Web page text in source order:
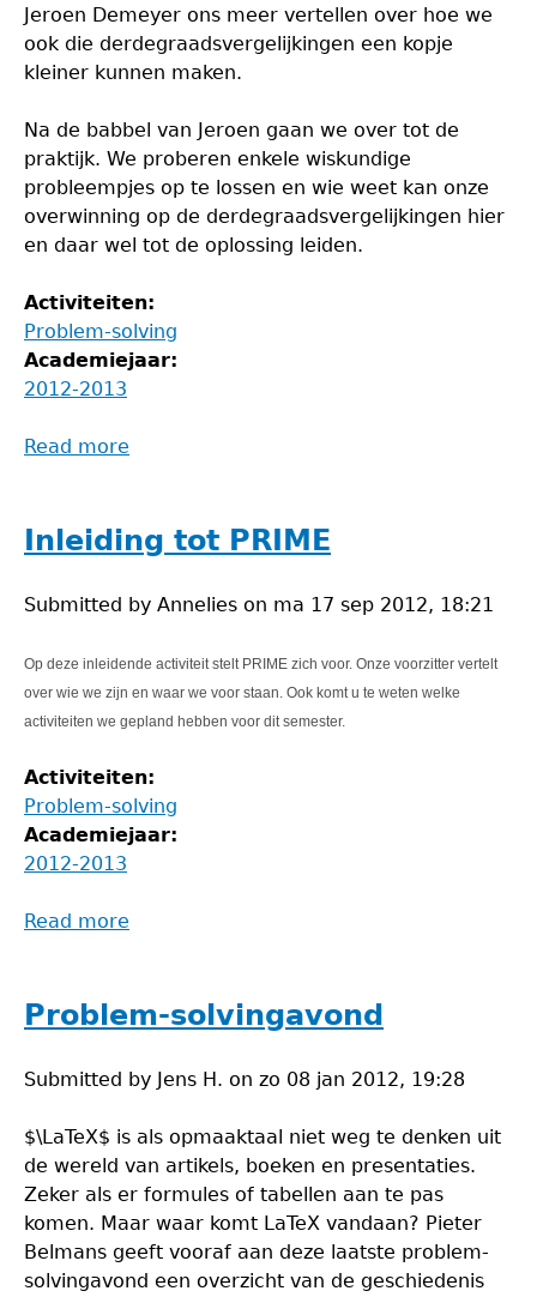
Jeroen Demeyer ons meer vertellen over hoe we
ook die derdegraadsvergelijkingen een kopje
kleiner kunnen maken.
Na de babbel van Jeroen gaan we over tot de
praktijk. We proberen enkele wiskundige
probleempjes op te lossen en wie weet kan onze
overwinning op de derdegraadsvergelijkingen hier
en daar wel tot de oplossing leiden.
Activiteiten:
Problem-solving
Academiejaar:
2012-2013
Read more
Inleiding tot PRIME
Submitted by Annelies on ma 17 sep 2012, 18:21
Op deze inleidende activiteit stelt PRIME zich voor. Onze voorzitter vertelt
over wie we zijn en waar we voor staan. Ook komt u te weten welke
activiteiten we gepland hebben voor dit semester.
Activiteiten:
Problem-solving
Academiejaar:
2012-2013
Read more
PRIME
Problem-solvingavond
Submitted by Jens H. on zo 08 jan 2012, 19:28
$\LaTeX$ is als opmaaktaal niet weg te denken uit
de wereld van artikels, boeken en presentaties.
Zeker als er formules of tabellen aan te pas
komen. Maar waar komt LaTeX vandaan? Pieter
Belmans geeft vooraf aan deze laatste problem-
solvingavond een overzicht van de geschiedenis